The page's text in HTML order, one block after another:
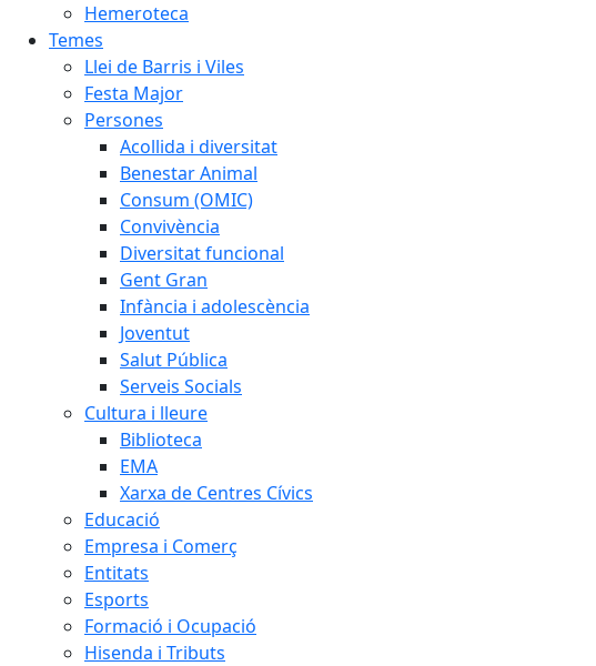
Hemeroteca
Temes
Llei de Barris i Viles
Festa Major
Persones
Acollida i diversitat
Benestar Animal
Consum (OMIC)
Convivència
Diversitat funcional
Gent Gran
Infància i adolescència
Joventut
Salut Pública
Serveis Socials
Cultura i lleure
Biblioteca
EMA
Xarxa de Centres Cívics
Educació
Empresa i Comerç
Entitats
Esports
Formació i Ocupació
Hisenda i Tributs